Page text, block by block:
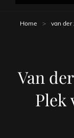
Home > van der
Van
Plek